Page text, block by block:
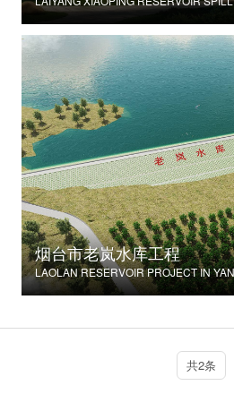
烟台市老岚水库工程
LAOLAN RESERVOIR PROJECT IN
共2条